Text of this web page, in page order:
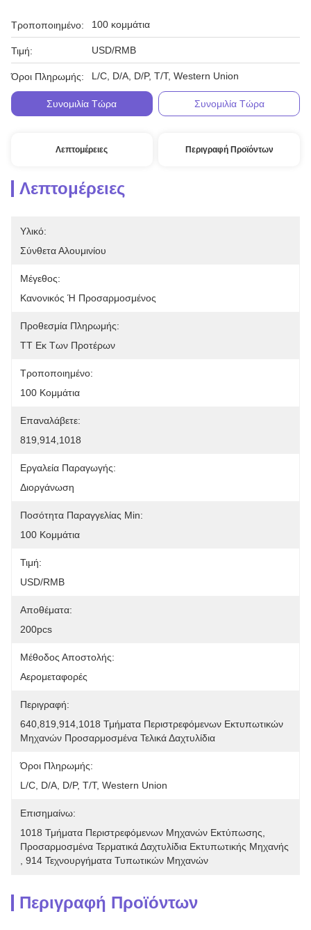
Τροποποιημένο: 100 κομμάτια
Τιμή: USD/RMB
Όροι Πληρωμής: L/C, D/A, D/P, T/T, Western Union
Συνομιλία Τώρα Συνομιλία Τώρα
Λεπτομέρειες Περιγραφή Προϊόντων
Λεπτομέρειες
Υλικό:
Σύνθετα Αλουμινίου
Μέγεθος:
Κανονικός Ή Προσαρμοσμένος
Προθεσμία Πληρωμής:
TT Εκ Των Προτέρων
Τροποποιημένο:
100 Κομμάτια
Επαναλάβετε:
819,914,1018
Εργαλεία Παραγωγής:
Διοργάνωση
Ποσότητα Παραγγελίας Min:
100 Κομμάτια
Τιμή:
USD/RMB
Αποθέματα:
200pcs
Μέθοδος Αποστολής:
Αερομεταφορές
Περιγραφή:
640,819,914,1018 Τμήματα Περιστρεφόμενων Εκτυπωτικών
Μηχανών Προσαρμοσμένα Τελικά Δαχτυλίδια
Όροι Πληρωμής:
L/C, D/A, D/P, T/T, Western Union
Επισημαίνω:
1018 Τμήματα Περιστρεφόμενων Μηχανών Εκτύπωσης
Προσαρμοσμένα Τερματικά Δαχτυλίδια Εκτυπωτικής Μηχανής
914 Τεχνουργήματα Τυπωτικών Μηχανών
Περιγραφή Προϊόντων